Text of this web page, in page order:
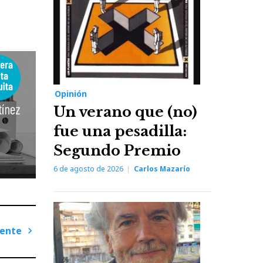
Opinión
Un verano que (no)
fue una pesadilla:
Segundo Premio
6 de agosto de 2026 Carlos Mazarío